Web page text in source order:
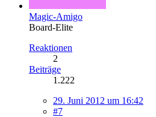
Magic-Amigo
Board-Elite
Reaktionen
2
Beiträge
1.222
29. Juni 2012 um 16:42
#7